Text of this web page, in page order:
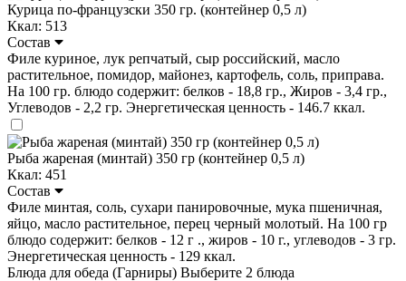
Курица по-французски 350 гр. (контейнер 0,5 л)
Ккал: 513
Состав
Филе куриное, лук репчатый, сыр российский, масло
растительное, помидор, майонез, картофель, соль, приправа.
На 100 гр. блюдо содержит: белков - 18,8 гр., Жиров - 3,4 гр.,
Углеводов - 2,2 гр. Энергетическая ценность - 146.7 ккал.
Рыба жареная (минтай) 350 гр (контейнер 0,5 л)
Ккал: 451
Состав
Филе минтая, соль, сухари панировочные, мука пшеничная,
яйцо, масло растительное, перец черный молотый. На 100 гр
блюдо содержит: белков - 12 г ., жиров - 10 г., углеводов - 3 гр.
Энергетическая ценность - 129 ккал.
Блюда для обеда (Гарниры) Выберите 2 блюда